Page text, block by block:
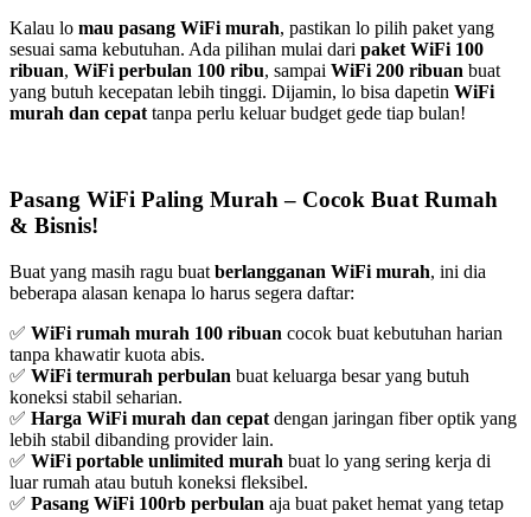
Kalau lo mau pasang WiFi murah, pastikan lo pilih paket yang
sesuai sama kebutuhan. Ada pilihan mulai dari paket WiFi 100
ribuan, WiFi perbulan 100 ribu, sampai WiFi 200 ribuan buat
yang butuh kecepatan lebih tinggi. Dijamin, lo bisa dapetin WiFi
murah dan cepat tanpa perlu keluar budget gede tiap bulan!
Pasang WiFi Paling Murah – Cocok Buat Rumah
& Bisnis!
Buat yang masih ragu buat berlangganan WiFi murah, ini dia
beberapa alasan kenapa lo harus segera daftar:
✅ WiFi rumah murah 100 ribuan cocok buat kebutuhan harian
tanpa khawatir kuota abis.
✅ WiFi termurah perbulan buat keluarga besar yang butuh
koneksi stabil seharian.
✅ Harga WiFi murah dan cepat dengan jaringan fiber optik yang
lebih stabil dibanding provider lain.
✅ WiFi portable unlimited murah buat lo yang sering kerja di
luar rumah atau butuh koneksi fleksibel.
✅ Pasang WiFi 100rb perbulan aja buat paket hemat yang tetap